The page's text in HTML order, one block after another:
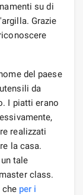
su di
Grazie
del paese
da
I piatti erano
realizzati
la casa.
tale
class.
che per i